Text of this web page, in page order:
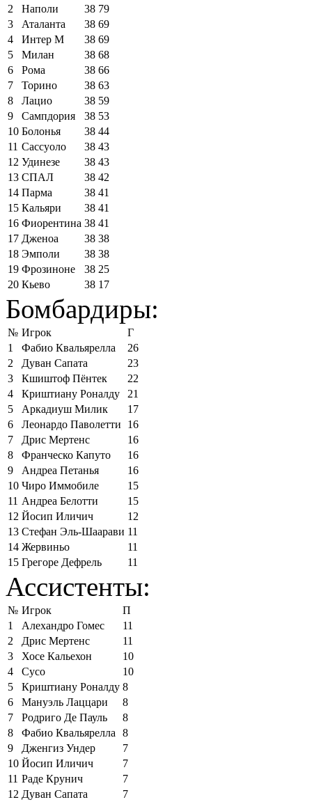
2
Наполи 38 79
3
Аталанта 38 69
4
Интер М 38 69
5
Милан 38 68
6
Рома 38 66
7
Торино 38 63
8
Лацио 38 59
9
Сампдория 38 53
10 Болонья 38 44
11 Сассуоло 38 43
12 Удинезе 38 43
13 СПАЛ 38 42
14 Парма 38 41
15 Кальяри 38 41
16 Фиорентина 38 41
17 Дженоа 38 38
18 Эмполи 38 38
19 Фрозиноне 38 25
20 Кьево 38 17
Бомбардиры:
№ Игрок
Г
1
Фабио Квальярелла
26
2
Дуван Сапата
23
3
Кшиштоф Пёнтек
22
4
Криштиану Роналду
21
5
Аркадиуш Милик
17
6
Леонардо Паволетти
16
7
Дрис Мертенс
16
8
Франческо Капуто
16
9
Андреа Петанья
16
10 Чиро Иммобиле
15
11 Андреа Белотти
15
12 Йосип Иличич
12
13 Стефан Эль-Шаарави 11
14 Жервиньо
11
15 Грегоре Дефрель 11
Ассистенты:
№ Игрок
П
1
Алехандро Гомес
11
2
Дрис Мертенс
11
3
Хосе Кальехон
10
4
Сусо
10
5
Криштиану Роналду 8
6
Мануэль Лаццари
8
7
Родриго Де Пауль
8
8
Фабио Квальярелла
8
9
Дженгиз Ундер
7
10 Йосип Иличич
7
11 Раде Крунич
7
12 Дуван Сапата
7